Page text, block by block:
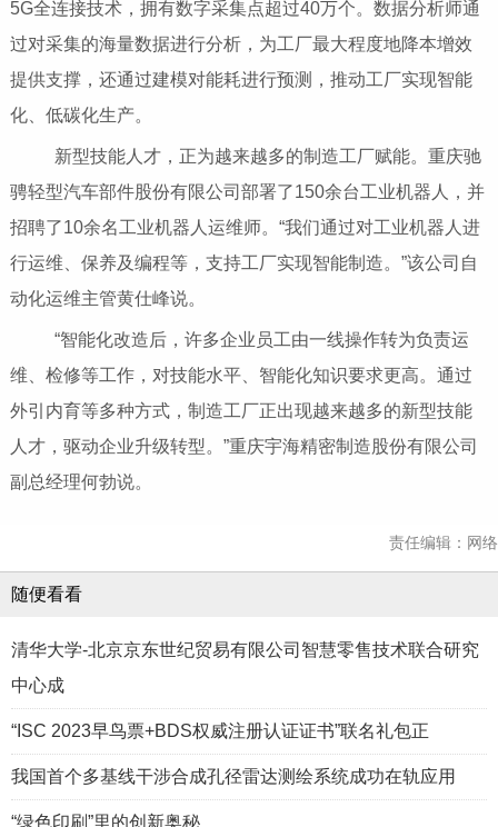
5G全连接技术，拥有数字采集点超过40万个。数据分析师通
过对采集的海量数据进行分析，为工厂最大程度地降本增效
提供支撑，还通过建模对能耗进行预测，推动工厂实现智能
化、低碳化生产。
新型技能人才，正为越来越多的制造工厂赋能。重庆驰
骋轻型汽车部件股份有限公司部署了150余台工业机器人，并
招聘了10余名工业机器人运维师。“我们通过对工业机器人进
行运维、保养及编程等，支持工厂实现智能制造。”该公司自
动化运维主管黄仕峰说。
“智能化改造后，许多企业员工由一线操作转为负责运
维、检修等工作，对技能水平、智能化知识要求更高。通过
外引内育等多种方式，制造工厂正出现越来越多的新型技能
人才，驱动企业升级转型。”重庆宇海精密制造股份有限公司
副总经理何勃说。
责任编辑：网络
随便看看
清华大学-北京京东世纪贸易有限公司智慧零售技术联合研究
中心成
“ISC 2023早鸟票+BDS权威注册认证证书”联名礼包正
我国首个多基线干涉合成孔径雷达测绘系统成功在轨应用
“绿色印刷”里的创新奥秘